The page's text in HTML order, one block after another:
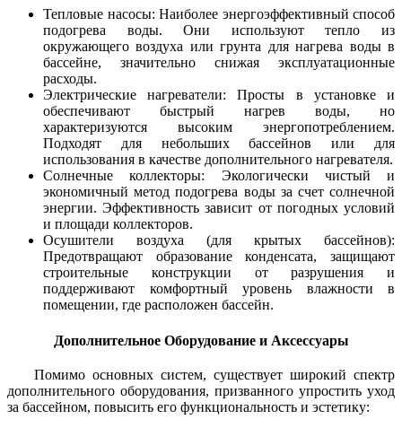
Тепловые насосы: Наиболее энергоэффективный способ
подогрева воды. Они используют тепло из
окружающего воздуха или грунта для нагрева воды в
бассейне, значительно снижая эксплуатационные
расходы.
Электрические нагреватели: Просты в установке и
обеспечивают быстрый нагрев воды, но
характеризуются высоким энергопотреблением.
Подходят для небольших бассейнов или для
использования в качестве дополнительного нагревателя.
Солнечные коллекторы: Экологически чистый и
экономичный метод подогрева воды за счет солнечной
энергии. Эффективность зависит от погодных условий
и площади коллекторов.
Осушители воздуха (для крытых бассейнов):
Предотвращают образование конденсата, защищают
строительные конструкции от разрушения и
поддерживают комфортный уровень влажности в
помещении, где расположен бассейн.
Дополнительное Оборудование и Аксессуары
Помимо основных систем, существует широкий спектр
дополнительного оборудования, призванного упростить уход
за бассейном, повысить его функциональность и эстетику: